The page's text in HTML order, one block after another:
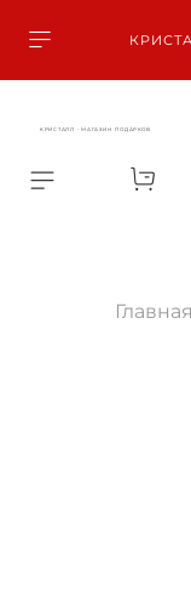
КРИСТАЛЛ - МАГАЗИН ПОДАРКОВ
Главная